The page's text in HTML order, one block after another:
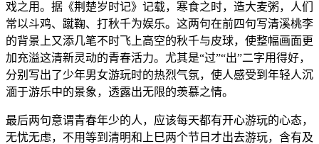
戏之用。据《荆楚岁时记》记载，寒食之时，造大麦粥，人们
常以斗鸡、蹴鞠、打秋千为娱乐。这两句在前四句写清溪桃李
的背景上又添几笔不时飞上高空的秋千与皮球，使整幅画面更
加充溢这清新灵动的青春活力。尤其是“过”“出”二字用得好，
分别写出了少年男女游玩时的热烈气氛，使人感受到年轻人沉
湎于游乐中的景象，透露出无限的羡慕之情。
最后两句意谓青春年少的人，应该每天都有开心游玩的心态，
无忧无虑，不用等到清明和上巳两个节日才出去游玩，含有及